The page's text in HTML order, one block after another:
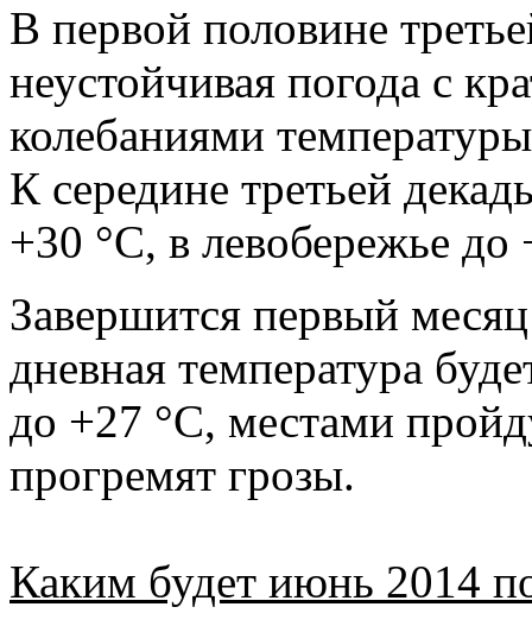
В первой половине
неустойчивая погода с
колебаниями
К середине третьей
+30 °С, в левобережье до
Завершится первый
дневная температура
до +27 °С, местами
прогремят грозы.
Каким будет июнь 2014